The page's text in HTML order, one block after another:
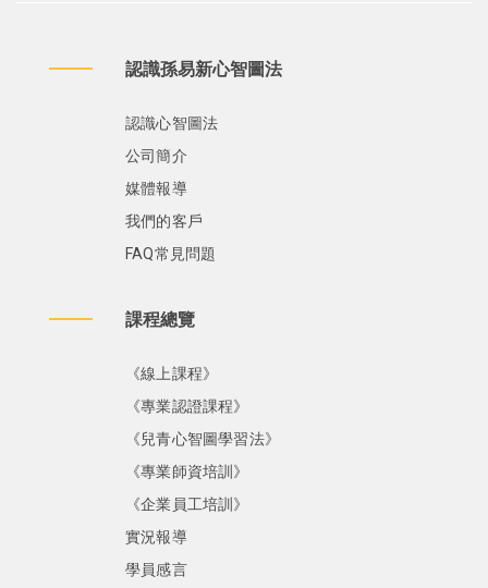
認識孫易新心智圖法
認識心智圖法
公司簡介
媒體報導
我們的客戶
FAQ常見問題
課程總覽
《線上課程》
《專業認證課程》
《兒青心智圖學習法》
《專業師資培訓》
《企業員工培訓》
實況報導
學員感言